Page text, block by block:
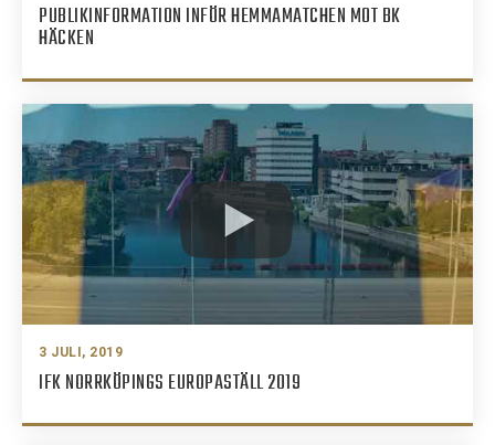
PUBLIKINFORMATION INFÖR HEMMAMATCHEN MOT BK
HÄCKEN
3 JULI, 2019
IFK NORRKÖPINGS EUROPASTÄLL 2019